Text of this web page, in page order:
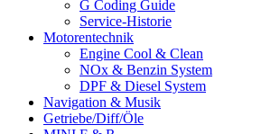
G Coding Guide
Service-Historie
Motorentechnik
Engine Cool & Clean
NOx & Benzin System
DPF & Diesel System
Navigation & Musik
Getriebe/Diff/Öle